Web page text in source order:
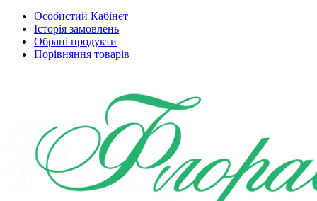
Особистий Кабінет
Історія замовлень
Обрані продукти
Порівняння товарів